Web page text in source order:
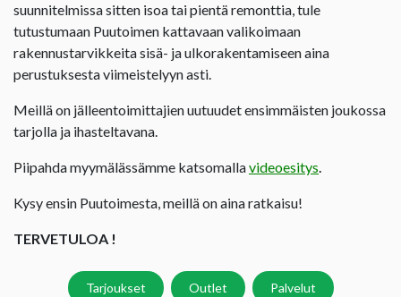
suunnitelmissa sitten isoa tai pientä remonttia, tule
tutustumaan Puutoimen kattavaan valikoimaan
rakennustarvikkeita sisä- ja ulkorakentamiseen aina
perustuksesta viimeistelyyn asti.
Meillä on jälleentoimittajien uutuudet ensimmäisten joukossa
tarjolla ja ihasteltavana.
Piipahda myymälässämme katsomallavideoesitys.
Kysy ensin Puutoimesta, meillä on aina ratkaisu!
TERVETULOA !
Tarjoukset Outlet Palvelut